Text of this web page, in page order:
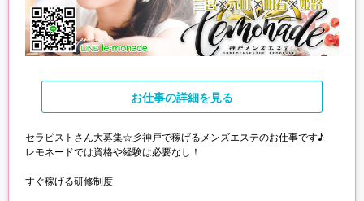
お仕事の詳細を見る
セラピストさん大募集☆彡神戸で稼げるメンズエステのお仕事です♪
レモネードでは資格や経験は必要なし！
すぐ稼げる研修制度